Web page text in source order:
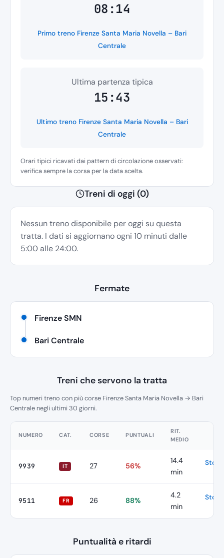
08:14
Primo treno Firenze Santa Maria Novella – Bari
Centrale
Ultima partenza tipica
15:43
Ultimo treno Firenze Santa Maria Novella – Bari
Centrale
Orari tipici ricavati dai pattern di circolazione osservati:
verifica sempre la corsa per la data scelta.
Treni di oggi (0)
Nessun treno disponibile per oggi su questa
tratta. I dati si aggiornano ogni 10 minuti dalle
5:00 alle 24:00.
Fermate
Firenze SMN
Bari Centrale
Treni che servono la tratta
Top numeri treno con più corse Firenze Santa Maria Novella → Bari
Centrale negli ultimi 30 giorni.
NUMERO CAT. CORSE PUNTUALI
RIT.
MEDIO
9939 IT 27 56%
14.4
min
9511 FR 26 88%
4.2
min
Puntualità e ritardi